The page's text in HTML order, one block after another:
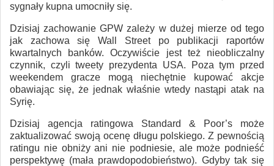
sygnały kupna umocniły się.
Dzisiaj zachowanie GPW zależy w dużej mierze od tego
jak zachowa się Wall Street po publikacji raportów
kwartalnych banków. Oczywiście jest też nieobliczalny
czynnik, czyli tweety prezydenta USA. Poza tym przed
weekendem gracze mogą niechętnie kupować akcje
obawiając się, że jednak właśnie wtedy nastąpi atak na
Syrię.
Dzisiaj agencja ratingowa Standard & Poor’s może
zaktualizować swoją ocenę długu polskiego. Z pewnością
ratingu nie obniży ani nie podniesie, ale może podnieść
perspektywę (mała prawdopodobieństwo). Gdyby tak się